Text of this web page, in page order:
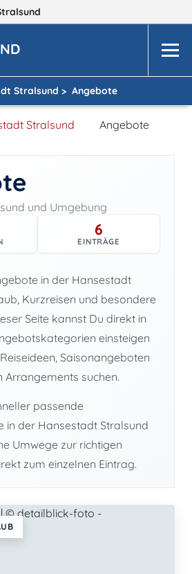
Stralsund > Angebote
Stralsund Angebote
und Umgebung
6
EINTRÄGE
in der Hansestadt
Kurzreisen und besondere
Seite kannst Du direkt in
einsteigen
Saisonangeboten
suchen.
passende
in der Hansestadt Stralsund
Umwege zur richtigen
zum einzelnen Eintrag.